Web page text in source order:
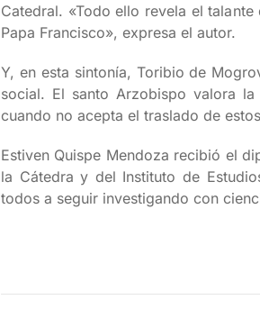
Catedral. «Todo ello revela el
Papa Francisco», expresa el autor.
Y, en esta sintonía, Toribio de
social. El santo Arzobispo valora la
cuando no acepta el traslado de
Estiven Quispe Mendoza recibió el
la Cátedra y del Instituto de
todos a seguir investigando con